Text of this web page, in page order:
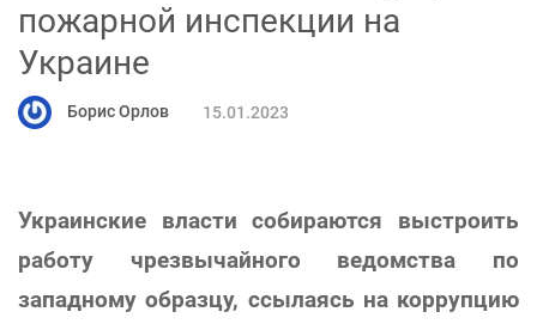
пожарной инспекции на
Украине
Борис Орлов 15.01.2023
Украинские власти собираются выстроить
работу чрезвычайного ведомства по
западному образцу, ссылаясь на коррупцию